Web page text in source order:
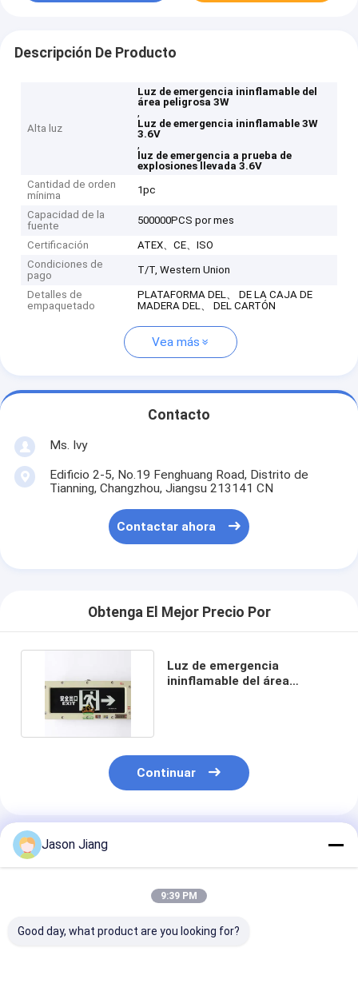
Descripción De Producto
Alta luz
Luz de emergencia ininflamable del
área peligrosa 3W
,
Luz de emergencia ininflamable 3W
3.6V
,
luz de emergencia a prueba de
explosiones llevada 3.6V
Cantidad de orden
mínima
1pc
Capacidad de la
fuente
500000PCS por mes
Certificación
ATEX、CE、ISO
Condiciones de
pago
T/T, Western Union
Detalles de
empaquetado
PLATAFORMA DEL、 DE LA CAJA DE
MADERA DEL、 DEL CARTÓN
Vea más
Contacto
Ms. Ivy
Edificio 2-5, No.19 Fenghuang Road, Distrito de
Tianning, Changzhou, Jiangsu 213141 CN
Contactar ahora
Obtenga El Mejor Precio Por
Luz de emergencia
ininflamable del área
Continuar
Productos Recomendados
Jason Jiang
9:39 PM
Good day, what product are you looking for?